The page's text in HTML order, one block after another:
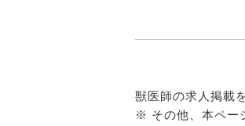
獣医師の求人掲載
※ その他、本ペー